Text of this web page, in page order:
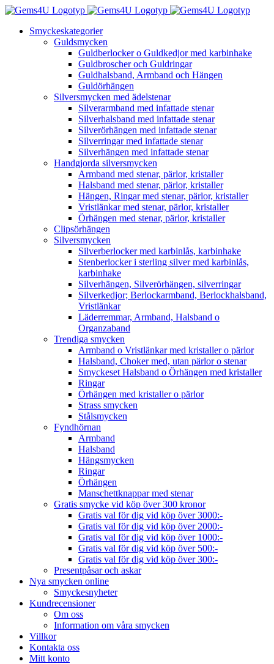
Fortsätt
innehålletSmyckeskategorier
Guldsmycken
Guldberlocker o Guldkedjor med karbinhake
Guldbroscher och Guldringar
Guldhalsband, Armband och Hängen
Guldörhängen
Silversmycken med ädelstenar
Silverarmband med infattade stenar
Silverhalsband med infattade stenar
Silverörhängen med infattade stenar
Silverringar med infattade stenar
Silverhängen med infattade stenar
Handgjorda silversmycken
Armband med stenar, pärlor, kristaller
Halsband med stenar, pärlor, kristaller
Hängen, Ringar med stenar, pärlor, kristaller
Vristlänkar med stenar, pärlor, kristaller
Örhängen med stenar, pärlor, kristaller
Clipsörhängen
Silversmycken
Silverberlocker med karbinlås, karbinhake
Stenberlocker i sterling silver med karbinlås,
karbinhake
Silverhängen, Silverörhängen, silverringar
Silverkedjor; Berlockarmband, Berlockhalsband,
Vristlänkar
Läderremmar, Armband, Halsband o
Organzaband
Trendiga smycken
Armband o Vristlänkar med kristaller o pärlor
Halsband, Choker med, utan pärlor o stenar
Smyckeset Halsband o Örhängen med kristaller
Ringar
Örhängen med kristaller o pärlor
Strass smycken
Stålsmycken
Fyndhörnan
Armband
Halsband
Hängsmycken
Ringar
Örhängen
Manschettknappar med stenar
Gratis smycke vid köp över 300 kronor
Gratis val för dig vid köp över 3000:-
Gratis val för dig vid köp över 2000:-
Gratis val för dig vid köp över 1000:-
Gratis val för dig vid köp över 500:-
Gratis val för dig vid köp över 300:-
Presentpåsar och askar
Nya smycken online
Smyckesnyheter
Kundrecensioner
Om oss
Information om våra smycken
Villkor
Kontakta oss
Mitt konto